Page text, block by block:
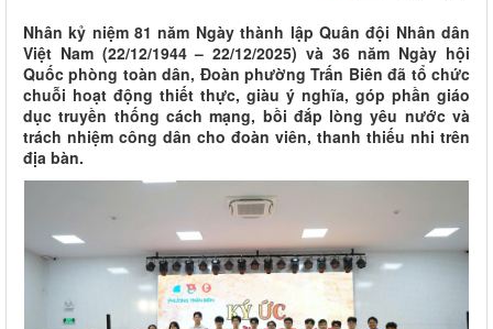
Nhân kỷ niệm 81 năm Ngày thành lập Quân đội Nhân dân
Việt Nam (22/12/1944 – 22/12/2025) và 36 năm Ngày hội
Quốc phòng toàn dân, Đoàn phường Trấn Biên đã tổ chức
chuỗi hoạt động thiết thực, giàu ý nghĩa, góp phần giáo
dục truyền thống cách mạng, bồi đắp lòng yêu nước và
trách nhiệm công dân cho đoàn viên, thanh thiếu nhi trên
địa bàn.